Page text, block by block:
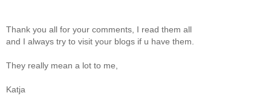
Thank you all for your comments, I read them all
and I always try to visit your blogs if u have them.
They really mean a lot to me,
Katja